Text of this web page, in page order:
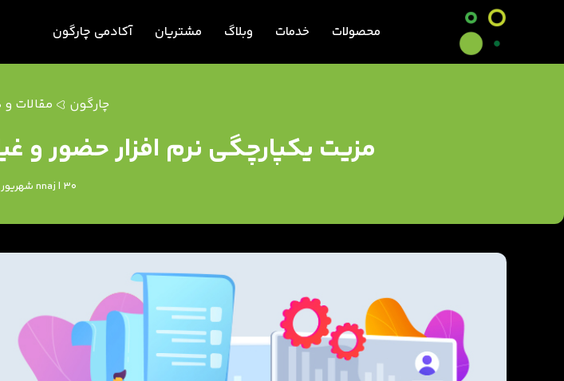
محصولات خدمات وبلاگ مشتریان آکادمی چارگون
چارگون مقالات
مزیت یکپارچگی نرم افزار حضور و
nnaj | 30 شهریور 1401